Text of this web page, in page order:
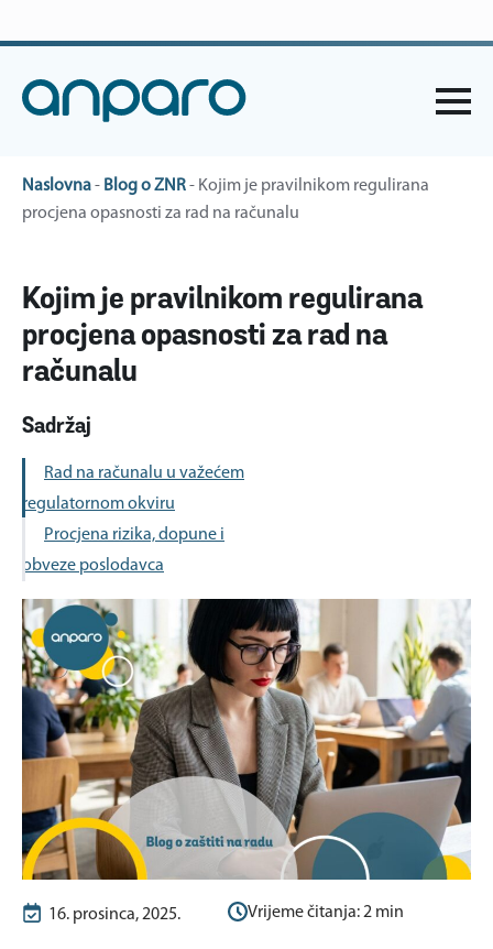
Naslovna- Blog o ZNR- Kojim je pravilnikom regulirana
procjena opasnosti za rad na računalu
Kojim je pravilnikom regulirana
procjena opasnosti za rad na
računalu
Sadržaj
Rad na računalu u važećem
regulatornom okviru
Procjena rizika, dopune i
obveze poslodavca
16. prosinca, 2025. Vrijeme čitanja:2min